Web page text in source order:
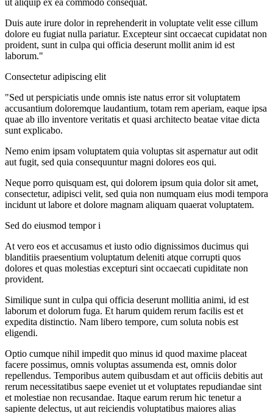
Duis aute irure dolor in reprehenderit in voluptate velit esse cillum
dolore eu fugiat nulla pariatur. Excepteur sint occaecat cupidatat non
proident, sunt in culpa qui officia deserunt mollit anim id est
laborum."
Consectetur adipiscing elit
"Sed ut perspiciatis unde omnis iste natus error sit voluptatem
accusantium doloremque laudantium, totam rem aperiam, eaque ipsa
quae ab illo inventore veritatis et quasi architecto beatae vitae dicta
sunt explicabo.
Nemo enim ipsam voluptatem quia voluptas sit aspernatur aut odit
aut fugit, sed quia consequuntur magni dolores eos qui.
Neque porro quisquam est, qui dolorem ipsum quia dolor sit amet,
consectetur, adipisci velit, sed quia non numquam eius modi tempora
incidunt ut labore et dolore magnam aliquam quaerat voluptatem.
Sed do eiusmod tempor i
At vero eos et accusamus et iusto odio dignissimos ducimus qui
blanditiis praesentium voluptatum deleniti atque corrupti quos
dolores et quas molestias excepturi sint occaecati cupiditate non
provident.
Similique sunt in culpa qui officia deserunt mollitia animi, id est
laborum et dolorum fuga. Et harum quidem rerum facilis est et
expedita distinctio. Nam libero tempore, cum soluta nobis est
eligendi.
Optio cumque nihil impedit quo minus id quod maxime placeat
facere possimus, omnis voluptas assumenda est, omnis dolor
repellendus. Temporibus autem quibusdam et aut officiis debitis aut
rerum necessitatibus saepe eveniet ut et voluptates repudiandae sint
et molestiae non recusandae. Itaque earum rerum hic tenetur a
sapiente delectus, ut aut reiciendis voluptatibus maiores alias